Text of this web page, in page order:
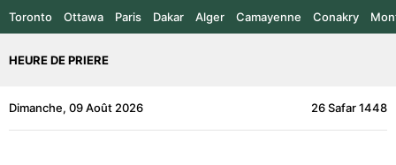
Toronto Ottawa Paris Dakar Alger Camayenne Conakry
HEURE DE PRIERE
Dimanche, 09 Août 2026 26 Safar 1448